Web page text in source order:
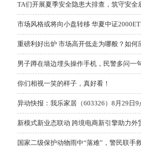
TA们开展夏季安全隐患大排查，筑守安全
市场风格或将向小盘转移 华夏中证
重磅利好出炉 市场高开低走为哪般？如何
男子蹲在墙边埋头操作手机，民警多问一
你们相视一笑的样子，真好看！
异动快报：我乐家居（603326）8月29日
新模式新业态联动 跨境电商新引擎助力外
国家二级保护动物雨中“落难”，警民联手